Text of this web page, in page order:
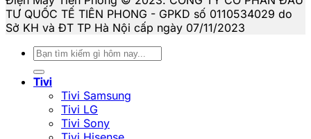
TƯ QUỐC TẾ TIÊN PHONG - GPKD số 0110534029 do
Sở KH và ĐT TP Hà Nội cấp ngày 07/11/2023
Tìm
kiếm:
Tivi
Tivi Samsung
Tivi LG
Tivi Sony